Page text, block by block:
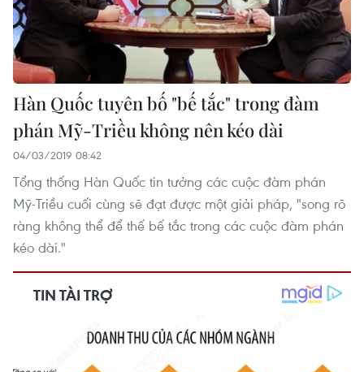
Hàn Quốc tuyên bố "bế tắc" trong đàm
phán Mỹ-Triều không nên kéo dài
04/03/2019 08:42
Tổng thống Hàn Quốc tin tưởng các cuộc đàm phán
Mỹ-Triều cuối cùng sẽ đạt được một giải pháp, "song rõ
ràng không thể để thế bế tắc trong các cuộc đàm phán
kéo dài."